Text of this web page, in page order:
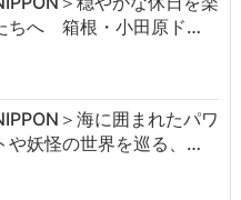
ちへ 箱根・小田原ド…
＞海に囲まれたパワ
や妖怪の世界を巡る、…